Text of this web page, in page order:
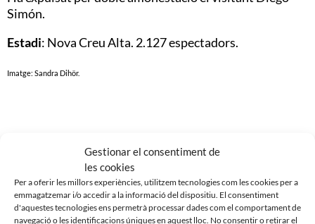
Gestionar el consentiment de
les cookies
Per a oferir les millors experiències, utilitzem tecnologies com les cookies per a
emmagatzemar i/o accedir a la informació del dispositiu. El consentiment
d'aquestes tecnologies ens permetrà processar dades com el comportament de
navegació o les identificacions úniques en aquest lloc. No consentir o retirar el
Simón.
Estadi: Nova Creu Alta. 2.127 espectadors.
Imatge: Sandra Dihör.
Noticias Relacionadas